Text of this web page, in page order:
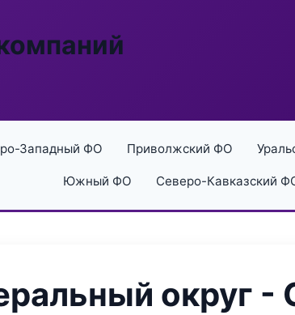
Западный ФО Приволжский ФО
Южный ФО Северо-Кавказский
округ -